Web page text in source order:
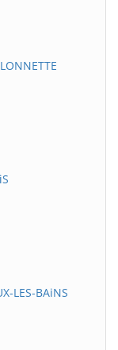
LES-BAiNS